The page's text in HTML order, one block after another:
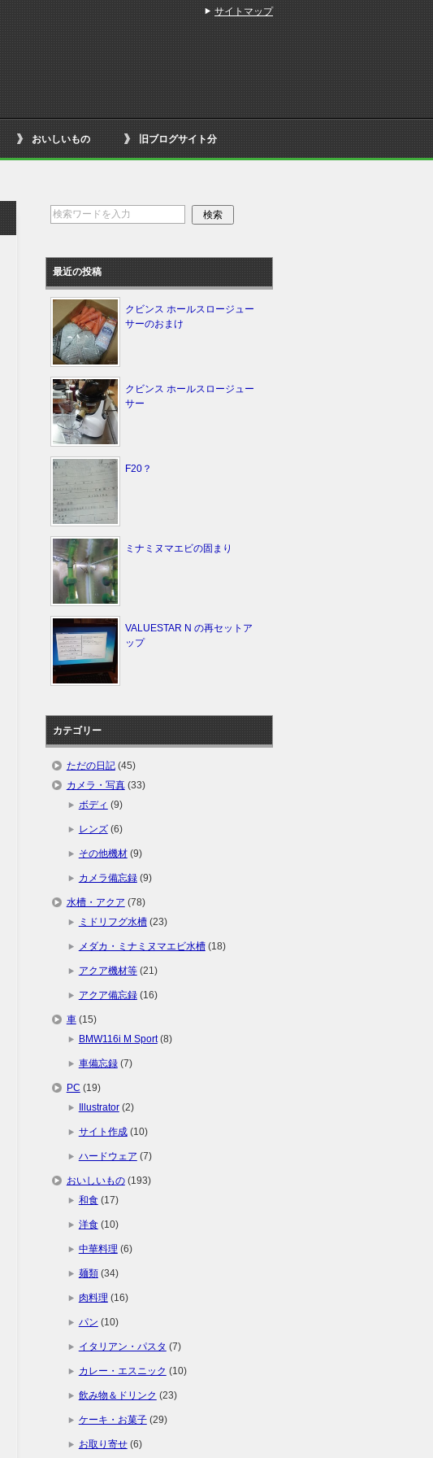
おいしいもの 旧ブログサイト分
最近の投稿
クビンス ホールスロージュー
サーのおまけ
クビンス ホールスロージュー
サー
F20？
ミナミヌマエビの固まり
VALUESTAR N の再セットア
ップ
カテゴリー
ただの日記(45)
カメラ・写真(33)
ボディ (9)
レンズ(6)
その他機材(9)
カメラ備忘録(9)
水槽・アクア (78)
ミドリフグ水槽(23)
メダカ・ミナミヌマエビ水槽(18)
アクア機材等(21)
アクア備忘録(16)
車(15)
BMW116i M Sport(8)
車備忘録(7)
PC (19)
Illustrator(2)
サイト作成(10)
ハードウェア (7)
おいしいもの(193)
和食(17)
洋食(10)
中華料理 (6)
麺類(34)
肉料理 (16)
パン (10)
イタリアン・パスタ (7)
カレー・エスニック (10)
飲み物＆ドリンク (23)
ケーキ・お菓子(29)
お取り寄せ(6)
サイトマップ